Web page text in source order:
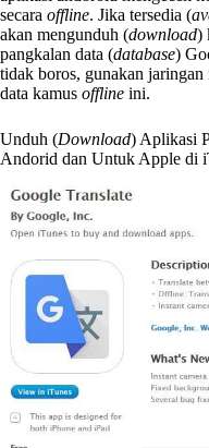
secara offline. Jika tersedia (
akan mengunduh (download)
pangkalan data (database)
tidak boros, gunakan jaringan
data kamus offline ini.
Unduh (Download) Aplikasi
Andorid dan Untuk Apple di